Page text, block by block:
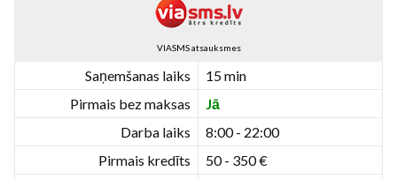
VIASMS atsauksmes
Saņemšanas laiks
15 min
Pirmais bez maksas
Jā
Darba laiks
8:00 - 22:00
Pirmais kredīts
50 - 350 €